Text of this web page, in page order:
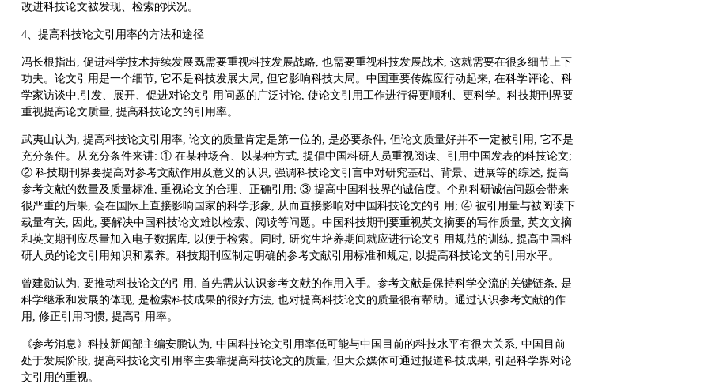
改进科技论文被发现、检索的状况。
4、提高科技论文引用率的方法和途径
冯长根指出, 促进科学技术持续发展既需要重视科技发展战略, 也需要重视科技发展战术, 这就需要在很多细节上下
功夫。论文引用是一个细节, 它不是科技发展大局, 但它影响科技大局。中国重要传媒应行动起来, 在科学评论、科
学家访谈中,引发、展开、促进对论文引用问题的广泛讨论, 使论文引用工作进行得更顺利、更科学。科技期刊界要
重视提高论文质量, 提高科技论文的引用率。
武夷山认为, 提高科技论文引用率, 论文的质量肯定是第一位的, 是必要条件, 但论文质量好并不一定被引用, 它不是
充分条件。从充分条件来讲: ① 在某种场合、以某种方式, 提倡中国科研人员重视阅读、引用中国发表的科技论文;
② 科技期刊界要提高对参考文献作用及意义的认识, 强调科技论文引言中对研究基础、背景、进展等的综述, 提高
参考文献的数量及质量标准, 重视论文的合理、正确引用; ③ 提高中国科技界的诚信度。个别科研诚信问题会带来
很严重的后果, 会在国际上直接影响国家的科学形象, 从而直接影响对中国科技论文的引用; ④ 被引用量与被阅读下
载量有关, 因此, 要解决中国科技论文难以检索、阅读等问题。中国科技期刊要重视英文摘要的写作质量, 英文文摘
和英文期刊应尽量加入电子数据库, 以便于检索。同时, 研究生培养期间就应进行论文引用规范的训练, 提高中国科
研人员的论文引用知识和素养。科技期刊应制定明确的参考文献引用标准和规定, 以提高科技论文的引用水平。
曾建勋认为, 要推动科技论文的引用, 首先需从认识参考文献的作用入手。参考文献是保持科学交流的关键链条, 是
科学继承和发展的体现, 是检索科技成果的很好方法, 也对提高科技论文的质量很有帮助。通过认识参考文献的作
用, 修正引用习惯, 提高引用率。
《参考消息》科技新闻部主编安鹏认为, 中国科技论文引用率低可能与中国目前的科技水平有很大关系, 中国目前
处于发展阶段, 提高科技论文引用率主要靠提高科技论文的质量, 但大众媒体可通过报道科技成果, 引起科学界对论
文引用的重视。